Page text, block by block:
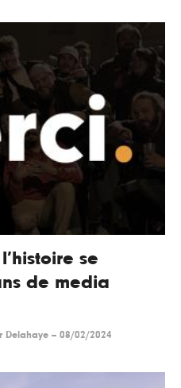
se
de media
Delahaye -- 08/02/2024